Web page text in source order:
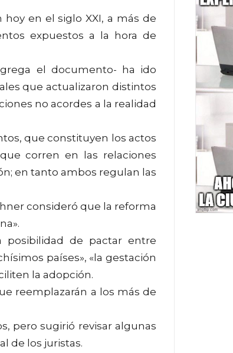
en el siglo XXI, a más de
expuestos a la hora de
el documento- ha ido
que actualizaron distintos
no acordes a la realidad
que constituyen los actos
corren en las relaciones
en tanto ambos regulan las
consideró que la reforma
posibilidad de pactar entre
países», «la gestación
la adopción.
reemplazarán a los más de
pero sugirió revisar algunas
de los juristas.